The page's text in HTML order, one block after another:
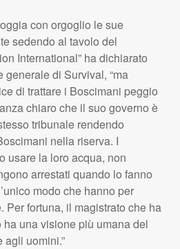
con orgoglio le sue
sedendo al tavolo del
International” ha dichiarato
generale di Survival, “ma
di trattare i Boscimani peggio
chiaro che il suo governo è
tribunale rendendo
nella riserva. I
usare la loro acqua, non
arrestati quando lo fanno
modo che hanno per
Per fortuna, il magistrato che ha
una visione più umana del
agli uomini.”